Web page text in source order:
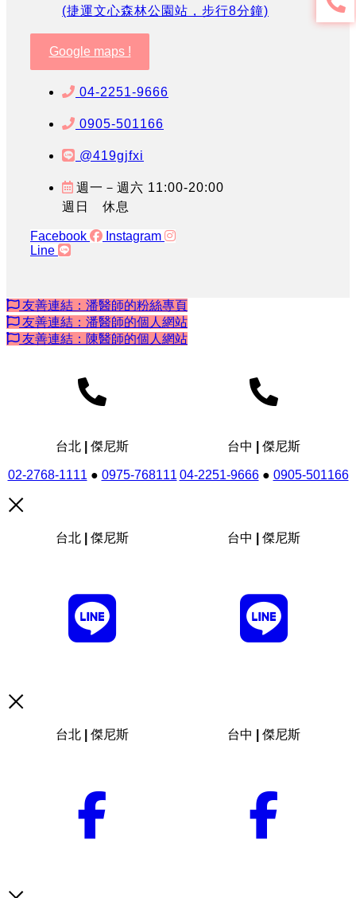
(捷運文心森林公園站，步行8分鐘)
Google maps !
04-2251-9666
0905-501166
@419gjfxi
週一－週六 11:00-20:00
週日 休息
Facebook
Instagram
Line
友善連結：潘醫師的粉絲專頁
友善連結：潘醫師的個人網站
友善連結：陳醫師的個人網站
台北 | 傑尼斯
02-2768-1111 ● 0975-768111
台中 | 傑尼斯
04-2251-9666● 0905-501166
台北 | 傑尼斯 台中 | 傑尼斯
台北 | 傑尼斯 台中 | 傑尼斯